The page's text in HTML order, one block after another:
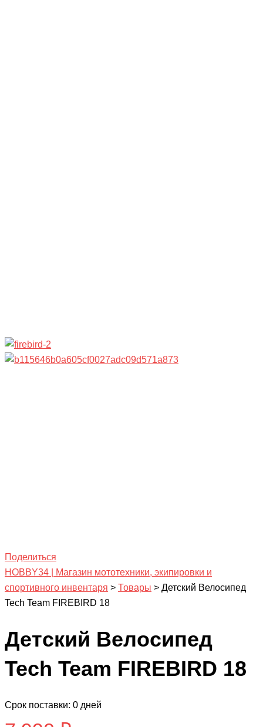
Поделиться
HOBBY34 | Магазин мототехники, экипировки и
спортивного инвентаря > Товары > Детский Велосипед
Tech Team FIREBIRD 18
Детский Велосипед
Tech Team FIREBIRD 18
Срок поставки: 0 дней